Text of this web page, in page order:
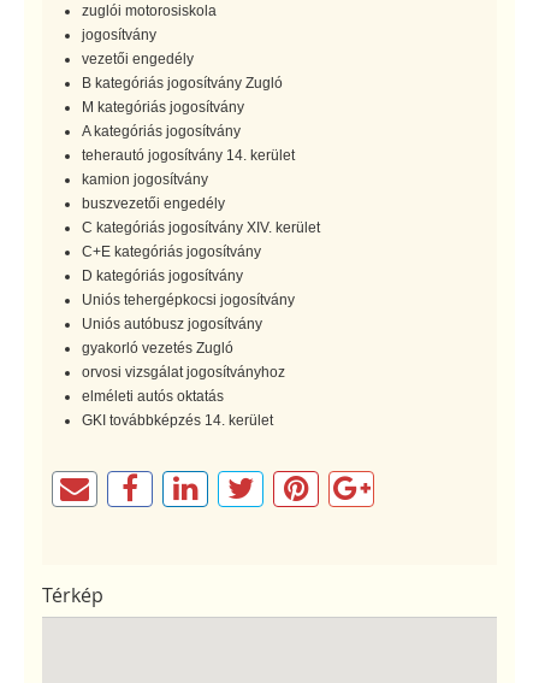
zuglói motorosiskola
jogosítvány
vezetői engedély
B kategóriás jogosítvány Zugló
M kategóriás jogosítvány
A kategóriás jogosítvány
teherautó jogosítvány 14. kerület
kamion jogosítvány
buszvezetői engedély
C kategóriás jogosítvány XIV. kerület
C+E kategóriás jogosítvány
D kategóriás jogosítvány
Uniós tehergépkocsi jogosítvány
Uniós autóbusz jogosítvány
gyakorló vezetés Zugló
orvosi vizsgálat jogosítványhoz
elméleti autós oktatás
GKI továbbképzés 14. kerület
Térkép